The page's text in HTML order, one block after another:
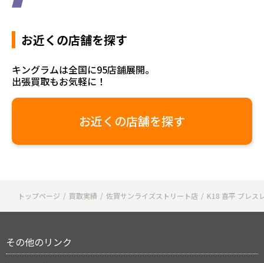
お近くの店舗を探す
キングラムは全国に95店舗展開。
出張買取もお気軽に！
お近くの店舗を探す
トップページ 買取実績 佐賀サンライズストリート店 K18 喜平 ブレス
その他のリンク